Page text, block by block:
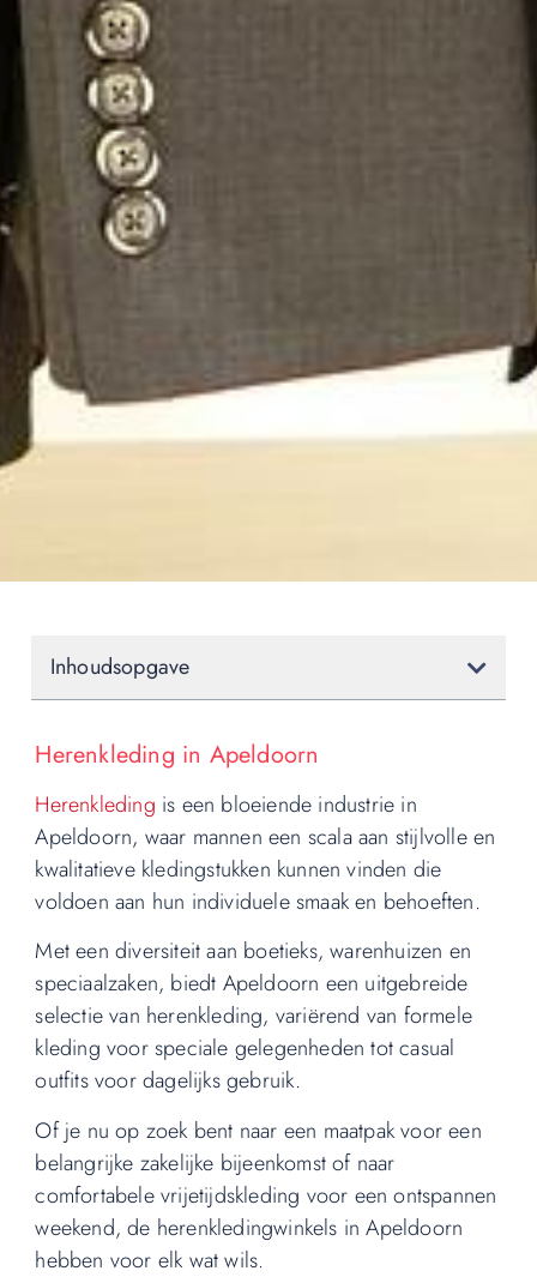
Herenkleding in Apeldoorn
Herenkleding is een bloeiende industrie in
Apeldoorn, waar mannen een scala aan stijlvolle en
kwalitatieve kledingstukken kunnen vinden die
voldoen aan hun individuele smaak en behoeften.
Met een diversiteit aan boetieks, warenhuizen en
speciaalzaken, biedt Apeldoorn een uitgebreide
selectie van herenkleding, variërend van formele
kleding voor speciale gelegenheden tot casual
outfits voor dagelijks gebruik.
Of je nu op zoek bent naar een maatpak voor een
belangrijke zakelijke bijeenkomst of naar
comfortabele vrijetijdskleding voor een ontspannen
weekend, de herenkledingwinkels in Apeldoorn
hebben voor elk wat wils.
Inhoudsopgave